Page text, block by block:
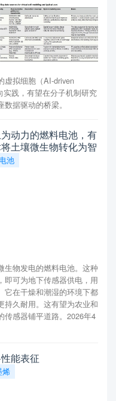
拟细胞（AI-driven
践，有望在分子机制研究
据驱动的桥梁。
动力的燃料电池，有
土壤微生物转化为智
电池
生物发电的燃料电池。这种
即可为地下传感器供电，用
它在干燥和潮湿的环境下都
持久耐用。这有望为农业和
传感器铺平道路。2026年4
能表征
烯